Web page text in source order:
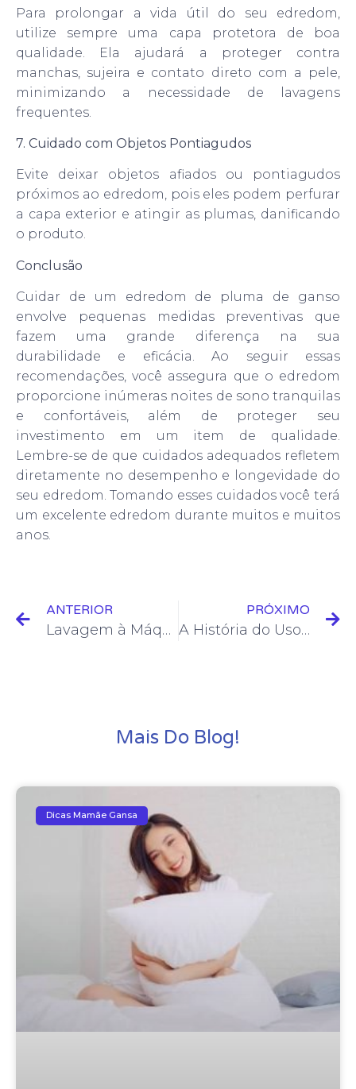
Para prolongar a vida útil do seu edredom,
utilize sempre uma capa protetora de boa
qualidade. Ela ajudará a proteger contra
manchas, sujeira e contato direto com a pele,
minimizando a necessidade de lavagens
frequentes.
7. Cuidado com Objetos Pontiagudos
Evite deixar objetos afiados ou pontiagudos
próximos ao edredom, pois eles podem perfurar
a capa exterior e atingir as plumas, danificando
o produto.
Conclusão
Cuidar de um edredom de pluma de ganso
envolve pequenas medidas preventivas que
fazem uma grande diferença na sua
durabilidade e eficácia. Ao seguir essas
recomendações, você assegura que o edredom
proporcione inúmeras noites de sono tranquilas
e confortáveis, além de proteger seu
investimento em um item de qualidade.
Lembre-se de que cuidados adequados refletem
diretamente no desempenho e longevidade do
seu edredom. Tomando esses cuidados você terá
um excelente edredom durante muitos e muitos
anos.
ANTERIOR
Lavagem à Máquina vs. Lavagem Manual: O Que é Melhor?
PRÓXIMO
A História do Uso de Plumas de Ganso em Edredons
Mais Do Blog!
Dicas Mamãe Gansa